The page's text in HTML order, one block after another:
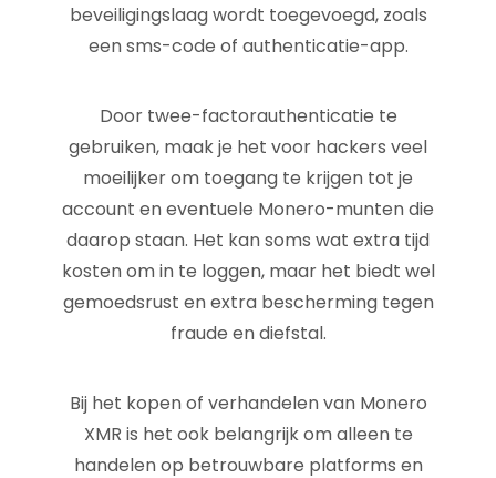
beveiligingslaag wordt toegevoegd, zoals
een sms-code of authenticatie-app.
Door twee-factorauthenticatie te
gebruiken, maak je het voor hackers veel
moeilijker om toegang te krijgen tot je
account en eventuele Monero-munten die
daarop staan. Het kan soms wat extra tijd
kosten om in te loggen, maar het biedt wel
gemoedsrust en extra bescherming tegen
fraude en diefstal.
Bij het kopen of verhandelen van Monero
XMR is het ook belangrijk om alleen te
handelen op betrouwbare platforms en